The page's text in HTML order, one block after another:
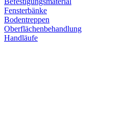
Fensterbänke
Bodentreppen
Oberflächenbehandlung
Handläufe